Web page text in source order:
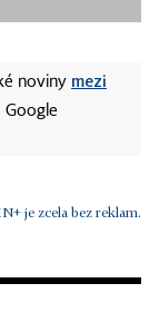
noviny mezi
Google
je zcela bez reklam.